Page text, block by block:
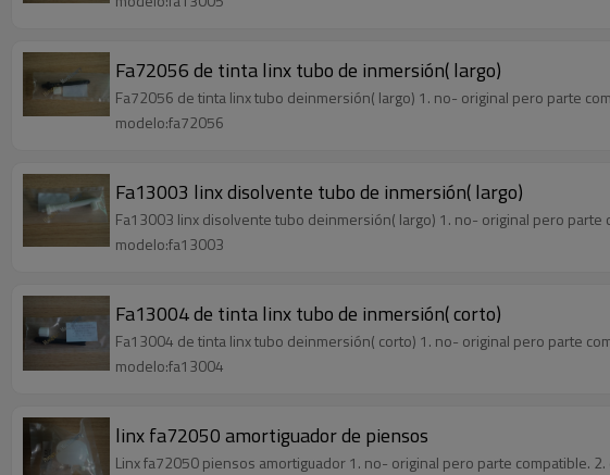
Fa72056 de tinta linx tubo de inmersión( largo)
Fa72056 de tinta linx tubo deinmersión( largo) 1. no- original pero parte
modelo:fa72056
Fa13003 linx disolvente tubo de inmersión( largo)
Fa13003 linx disolvente tubo deinmersión( largo) 1. no- original pero parte
modelo:fa13003
Fa13004 de tinta linx tubo de inmersión( corto)
Fa13004 de tinta linx tubo deinmersión( corto) 1. no- original pero parte
modelo:fa13004
linx fa72050 amortiguador de piensos
Linx fa72050 piensos amortiguador 1. no- original pero parte compatible.